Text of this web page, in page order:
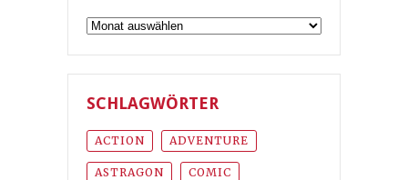
Archiv
SCHLAGWÖRTER
ACTION ADVENTURE
ASTRAGON COMIC